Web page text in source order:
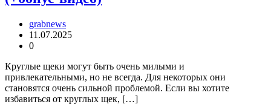
grabnews
11.07.2025
0
Круглые щеки могут быть очень милыми и
привлекательными, но не всегда. Для некоторых они
становятся очень сильной проблемой. Если вы хотите
избавиться от круглых щек, […]